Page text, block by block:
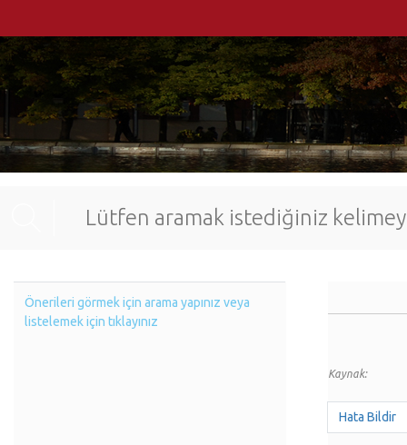
Kaynak:
Hata Bildir
Önerileri görmek için arama yapınız veya
listelemek için tıklayınız